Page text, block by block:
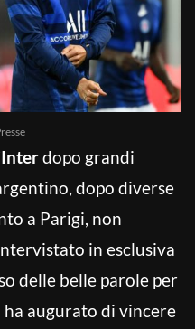
Interdopo grandi
dopo diverse
a Parigi, non
in esclusiva
delle belle parole per
ha augurato di vincere